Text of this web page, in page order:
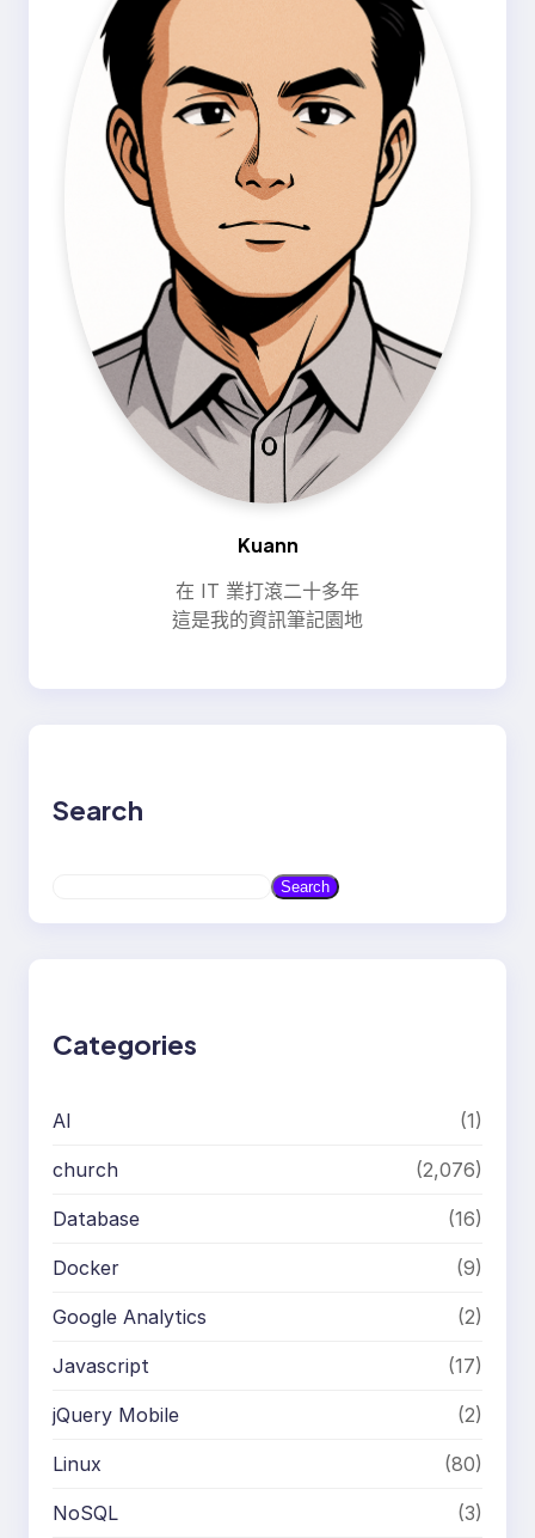
Kuann
在 IT 業打滾二十多年
這是我的資訊筆記園地
Search
Search
Categories
AI (1)
church (2,076)
Database (16)
Docker (9)
Google Analytics (2)
Javascript (17)
jQuery Mobile (2)
Linux (80)
NoSQL (3)